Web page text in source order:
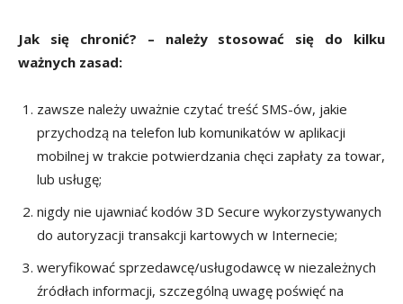
Jak się chronić? – należy stosować się do kilku
ważnych zasad:
zawsze należy uważnie czytać treść SMS-ów, jakie
przychodzą na telefon lub komunikatów w aplikacji
mobilnej w trakcie potwierdzania chęci zapłaty za towar,
lub usługę;
nigdy nie ujawniać kodów 3D Secure wykorzystywanych
do autoryzacji transakcji kartowych w Internecie;
weryfikować sprzedawcę/usługodawcę w niezależnych
źródłach informacji, szczególną uwagę poświęć na